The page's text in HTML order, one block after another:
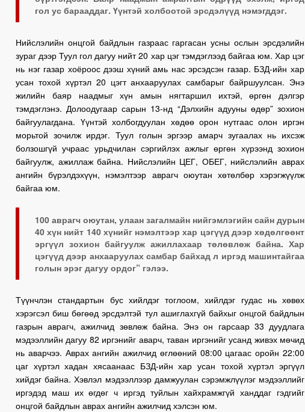
гол ус барааддаг. Үүнтэй холбоотой эрсдэлүүд нэмэгддэг.
Нийслэлийн онцгой байдлын газраас гаргасан усны ослын эрсдэлийн
зураг дээр Туул гол дагуу нийт 20 хар цэг тэмдэглээд байгаа юм. Хар цэг
нь нэг газар хоёроос дээш хүний амь нас эрсэдсэн газар. БЗД-ийн хар
усан тохой хүртэл 20 цэгт анхааруулах самбарыг байршуулсан. Энэ
жилийн баяр наадмыг хүн амын нягтаршил ихтэй, өргөн дэлгэр
тэмдэглэнэ. Долоодугаар сарын 13-нд “Дэлхийн адууны өдөр” зохион
байгуулагдана. Үүнтэй холбогдуулан хөдөө орон нутгаас олон иргэн
морьтой зочилж ирдэг. Туул голын эргээр амарч зугаалах нь ихсэж
болзошгүй учраас урьдчилан сэргийлэх ажлыг өргөн хүрээнд зохион
байгуулж, ажиллаж байна. Нийслэлийн ЦЕГ, ОБЕГ, нийслэлийн аврах
ангийн бүрэлдэхүүн, нэмэлтээр аврагч оюутан хөтөлбөр хэрэгжүүлж
байгаа юм.
100 аврагч оюутан, улаан загалмайн нийгэмлэгийн сайн дурын
40 хүн нийт 140 хүнийг нэмэлтээр хар цэгүүд дээр хөдөлгөөнт
эргүүл зохион байгуулж ажиллахаар төлөвлөж байна. Хар
цэгүүд дээр анхааруулах самбар байхад л иргэд машинтайгаа
голын эрэг дагуу ордог” гэлээ.
Түүнчлэн стандартын бус хийлдэг тоглоом, хийлдэг гудас нь хөвөх
хэрэгсэл биш бөгөөд эрсдэлтэй тул ашиглахгүй байхыг онцгой байдлын
газрын аврагч, ажилчид зөвлөж байна. Энэ он гарсаар 33 дуудлага
мэдээллийн дагуу 82 иргэнийг аварч, таван иргэнийг усанд живэх мөчид
нь аварчээ. Аврах ангийн ажилчид өглөөний 08:00 цагаас оройн 22:00
цаг хүртэл хадан хясаанаас БЗД-ийн хар усан тохой хүртэл эргүүл
хийдэг байна. Хэвлэл мэдээллээр дамжуулан сэрэмжлүүлэг мэдээллийг
иргэдэд маш их өгдөг ч иргэд туйлын хайхрамжгүй ханддаг гэдгийг
онцгой байдлын аврах ангийн ажилчид хэлсэн юм.